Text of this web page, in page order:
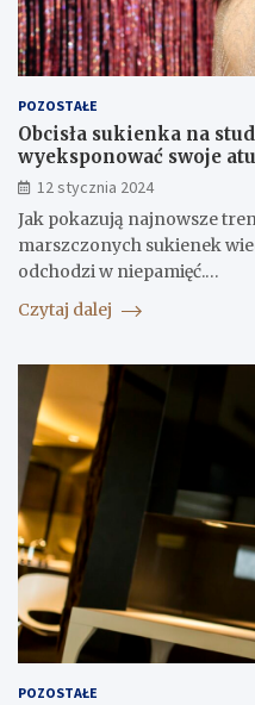
POZOSTAŁE
Obcisła sukienka na
wyeksponować swoje
12 stycznia 2024
Jak pokazują najnowsze
marszczonych sukienek
odchodzi w niepamięć.…
Czytaj dalej
POZOSTAŁE